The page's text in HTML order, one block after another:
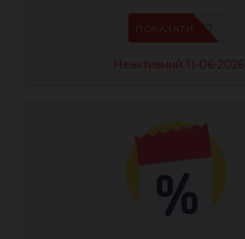
AEUA7
ПОКАЗАТИ
Неактивний 11-06-2026